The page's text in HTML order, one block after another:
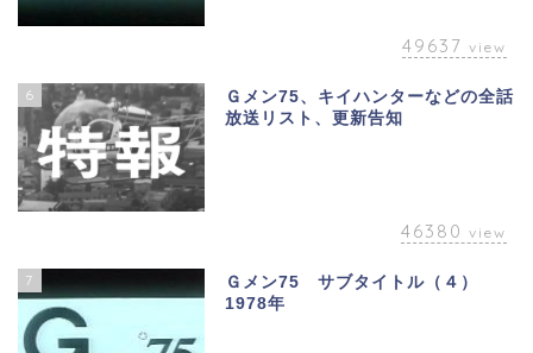
49637 view
6
Ｇメン75、キイハンターなどの全話
放送リスト、更新告知
46380 view
7
Ｇメン75 サブタイトル（４）
1978年